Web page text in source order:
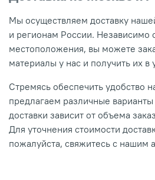
Мы осуществляем доставку
и регионам России. Независимо
местоположения, вы можете
материалы у нас и получить их в
Стремясь обеспечить удобство
предлагаем различные варианты
доставки зависит от объема
Для уточнения стоимости
пожалуйста, свяжитесь с нашим